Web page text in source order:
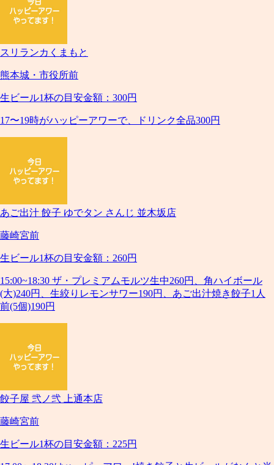
スリランカくまもと
熊本城・市役所前
生ビール1杯の目安金額：300円
17〜19時がハッピーアワーで、ドリンク全品300円
あご出汁 餃子 ゆでタン さんじ 並木坂店
藤崎宮前
生ビール1杯の目安金額：260円
15:00~18:30 ザ・プレミアムモルツ生中260円、角ハイボール
(大)240円、生絞りレモンサワー190円、あご出汁焼き餃子1人
前(5個)190円
餃子屋 弐ノ弐 上通本店
藤崎宮前
生ビール1杯の目安金額：225円